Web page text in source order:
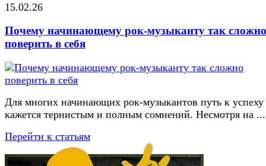
15.02.26
Почему начинающему рок-музыканту так сложно
поверить в себя
Для многих начинающих рок-музыкантов путь к успеху
кажется тернистым и полным сомнений. Несмотря на ...
Перейти к статьям